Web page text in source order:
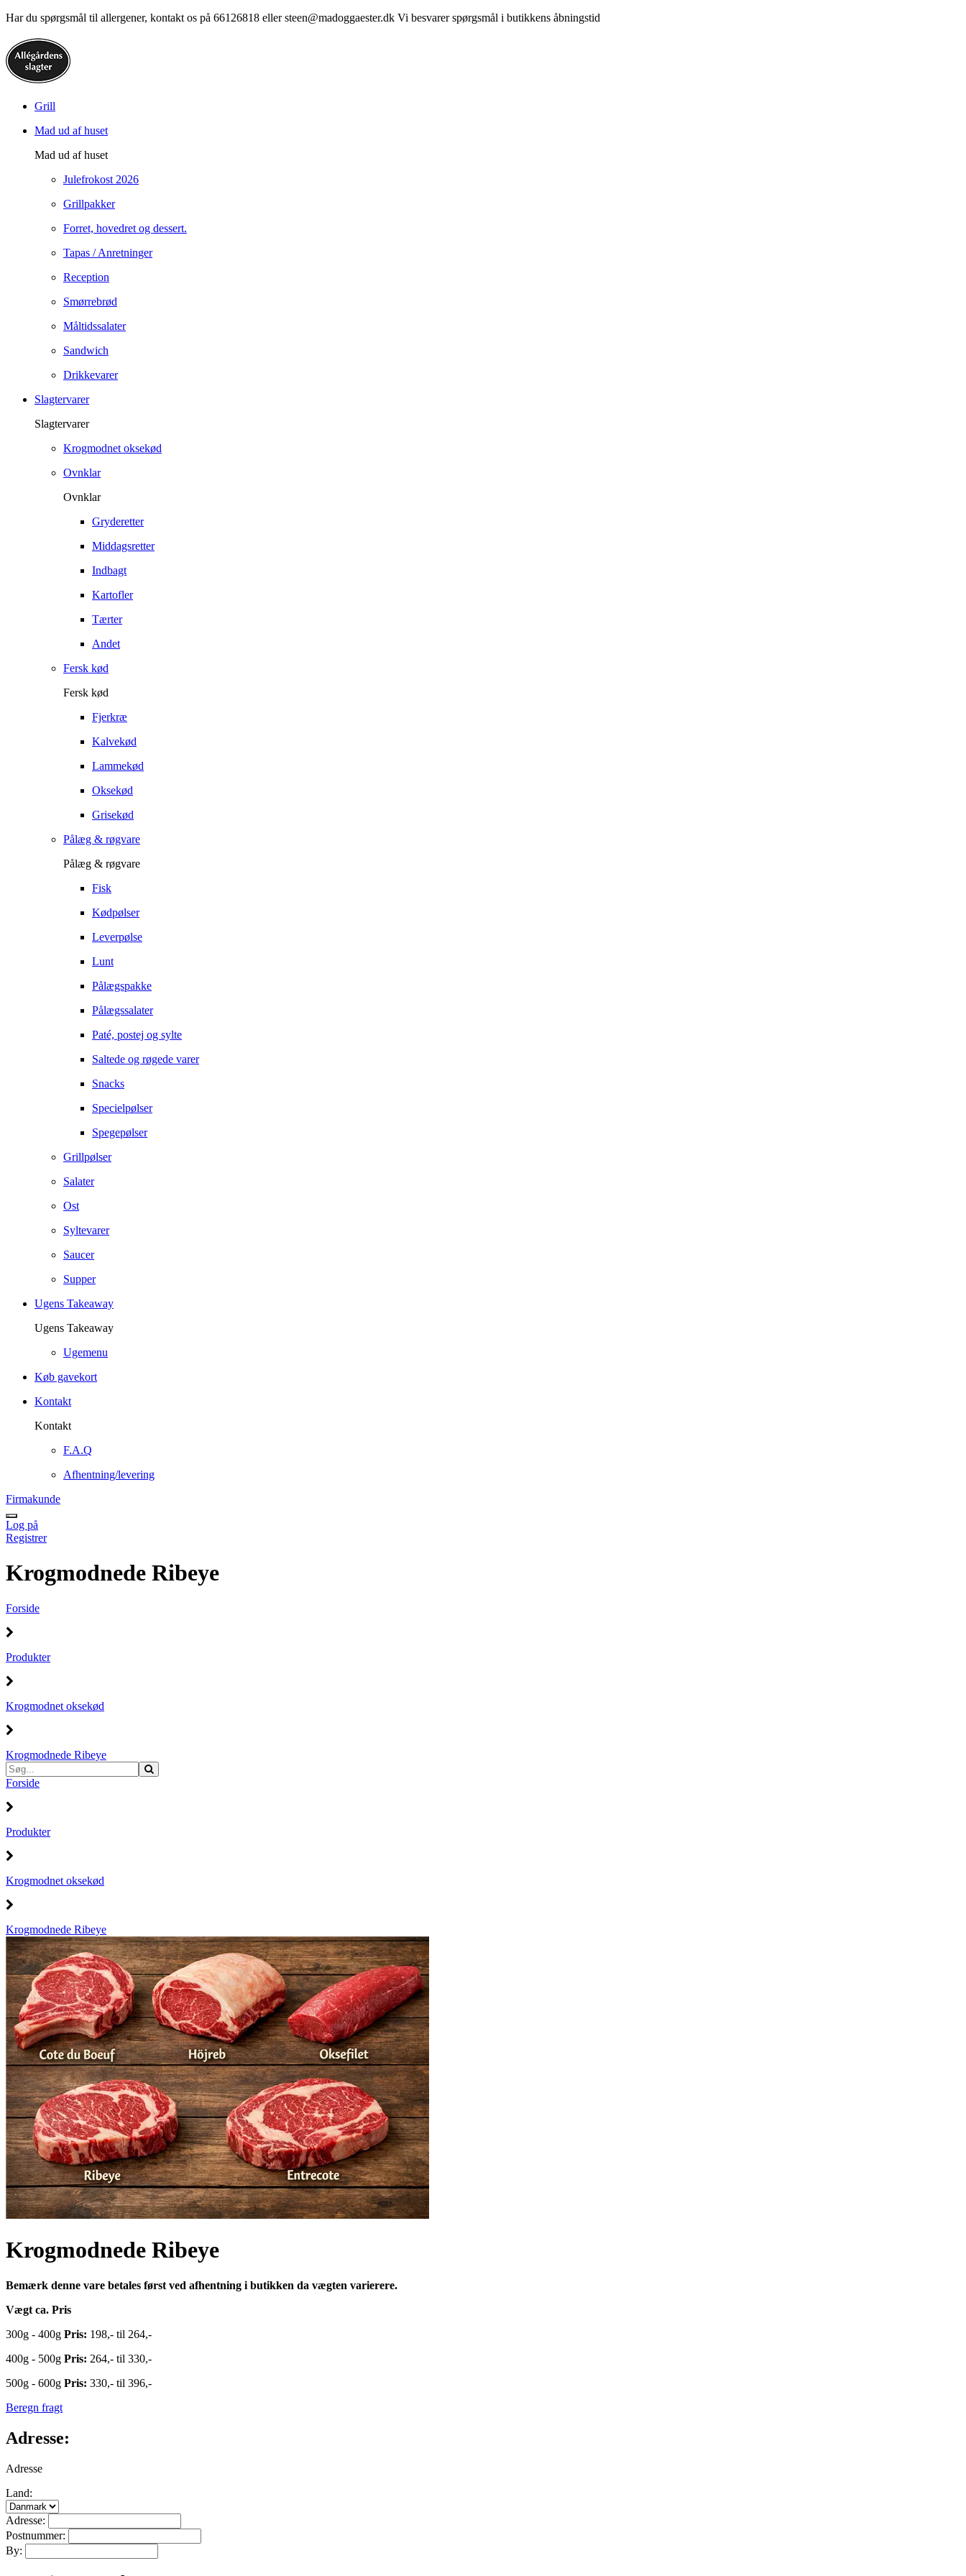
Har du spørgsmål til allergener, kontakt os på 66126818 eller steen@madoggaester.dk Vi besvarer spørgsmål i butikkens åbningstid
Grill
Mad ud af huset
Mad ud af huset
Julefrokost 2026
Grillpakker
Forret, hovedret og dessert.
Tapas / Anretninger
Reception
Smørrebrød
Måltidssalater
Sandwich
Drikkevarer
Slagtervarer
Slagtervarer
Krogmodnet oksekød
Ovnklar
Ovnklar
Gryderetter
Middagsretter
Indbagt
Kartofler
Tærter
Andet
Fersk kød
Fersk kød
Fjerkræ
Kalvekød
Lammekød
Oksekød
Grisekød
Pålæg & røgvare
Pålæg & røgvare
Fisk
Kødpølser
Leverpølse
Lunt
Pålægspakke
Pålægssalater
Paté, postej og sylte
Saltede og røgede varer
Snacks
Specielpølser
Spegepølser
Grillpølser
Salater
Ost
Syltevarer
Saucer
Supper
Ugens Takeaway
Ugens Takeaway
Ugemenu
Køb gavekort
Kontakt
Kontakt
F.A.Q
Afhentning/levering
Firmakunde
Log på
Registrer
Krogmodnede Ribeye
Forside
Produkter
Krogmodnet oksekød
Krogmodnede Ribeye
Forside
Produkter
Krogmodnet oksekød
Krogmodnede Ribeye
Krogmodnede Ribeye
Bemærk denne vare betales først ved afhentning i butikken da vægten varierere.
Vægt ca. Pris
300g - 400g Pris: 198,- til 264,-
400g - 500g Pris: 264,- til 330,-
500g - 600g Pris: 330,- til 396,-
Beregn fragt
Adresse:
Adresse
Land:
Adresse:
Postnummer:
By: